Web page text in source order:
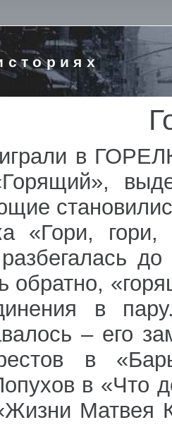
в
«Гори,
обратно,
в
– его
в
в «Что
Матвея